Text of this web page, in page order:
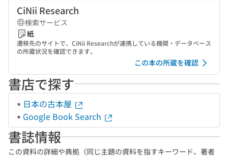
CiNii Research
検索サービス
紙
遷移先のサイトで、CiNii Researchが連携している機関・データベース
の所蔵状況を確認できます。
この本の所蔵を確認
書店で探す
日本の古本屋
Google Book Search
書誌情報
この資料の詳細や典拠（同じ主題の資料を指すキーワード、著者